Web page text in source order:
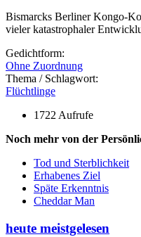
Bismarcks Berliner Kongo-
vieler katastrophaler
Gedichtform:
Ohne Zuordnung
Thema / Schlagwort:
Flüchtlinge
1722 Aufrufe
Noch mehr von der
Tod und Sterblichkeit
Erhabenes Ziel
Späte Erkenntnis
Cheddar Man
heute meistgelesen